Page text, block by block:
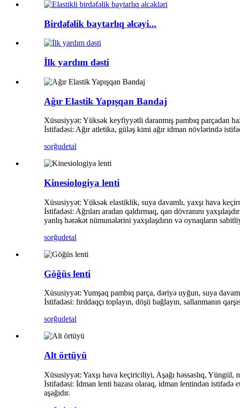
Birdəfəlik baytarlıq əlcəyi...
İlk yardım dəsti
Ağır Elastik Yapışqan Bandaj
Xüsusiyyət: Yüksək keyfiyyətli daranmış pambıq parçadan
İstifadəsi: Ağır atletika, güləş kimi ağır idman növlərində
sorğudetal
Kinesiologiya lenti
Xüsusiyyət: Yüksək elastiklik, suya davamlı, yaxşı hava
İstifadəsi: Ağrıları aradan qaldırmaq, qan dövranını
yanlış hərəkət nümunələrini yaxşılaşdırın və oynaqların
sorğudetal
Göğüs lenti
Xüsusiyyət: Yumşaq pambıq parça, dəriyə uyğun, suya
İstifadəsi: fırıldaqçı toplayın, döşü bağlayın, sallanmanın
sorğudetal
Alt örtüyü
Xüsusiyyət: Yaxşı hava keçiriciliyi, Aşağı həssaslıq, Yüngül,
İstifadəsi: İdman lenti bazası olaraq, idman lentindən istifadə
aşağıdır.